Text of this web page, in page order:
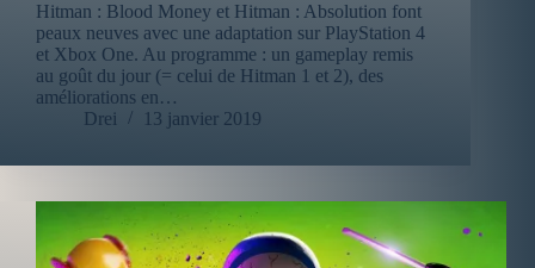
Hitman : Blood Money et Hitman : Absolution font
peaux neuves avec une adaptation sur PlayStation 4
et Xbox One. Au programme : un gameplay remis
au goût du jour (= celui de Hitman 1 et 2), des
améliorations en…
Drei
13 janvier 2019